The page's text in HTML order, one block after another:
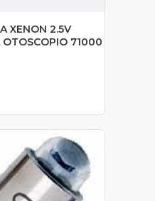
XENON 2.5V
OTOSCOPIO 71000